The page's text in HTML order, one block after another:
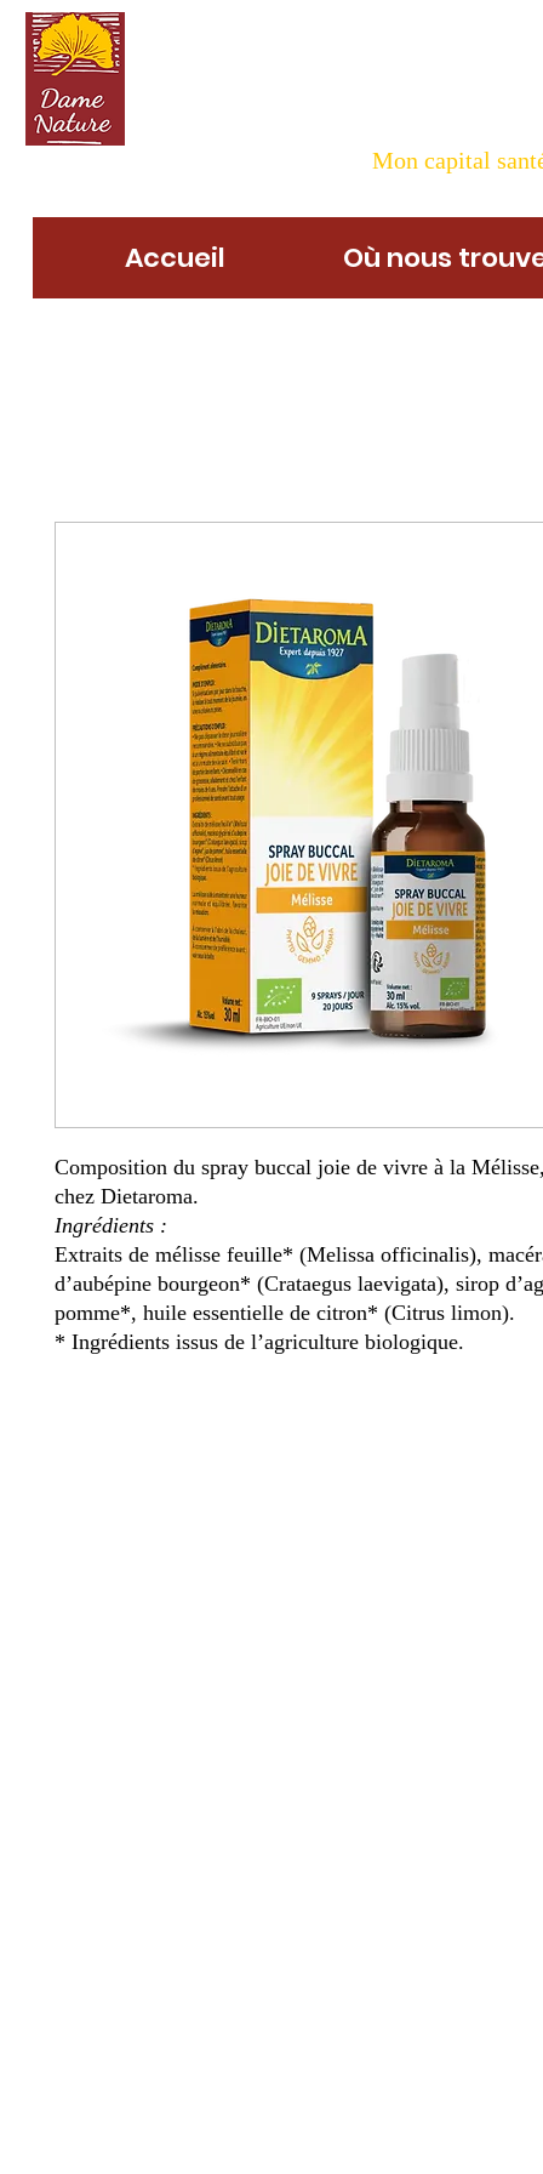
Mon capital
Accueil Où nous
Composition du spray buccal joie de vivre à la
chez Dietaroma.
Ingrédients :
Extraits de mélisse feuille* (Melissa officinalis),
d’aubépine bourgeon* (Crataegus laevigata), sirop
pomme*, huile essentielle de citron* (Citrus limon).
* Ingrédients issus de l’agriculture biologique.